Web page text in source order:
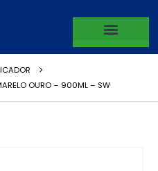
OURO – 900ML – SW